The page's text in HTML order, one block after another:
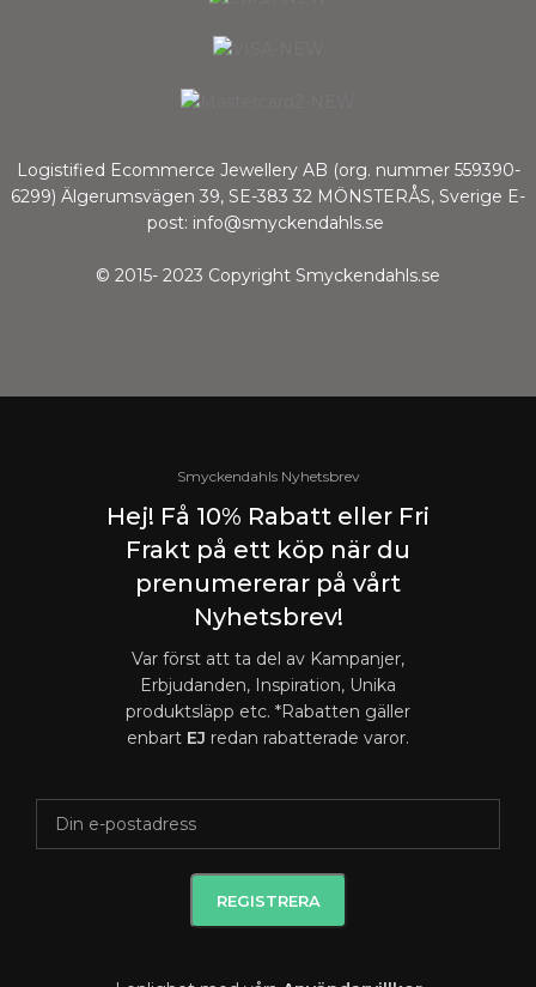
Logistified Ecommerce Jewellery AB (org. nummer 559390-
6299) Älgerumsvägen 39, SE-383 32 MÖNSTERÅS, Sverige E-
post: info@smyckendahls.se
© 2015- 2023 Copyright Smyckendahls.se
Smyckendahls Nyhetsbrev
Hej! Få 10% Rabatt eller Fri
Frakt på ett köp när du
prenumererar på vårt
Nyhetsbrev!
Var först att ta del av Kampanjer,
Erbjudanden, Inspiration, Unika
produktsläpp etc. *Rabatten gäller
enbart EJ redan rabatterade varor.